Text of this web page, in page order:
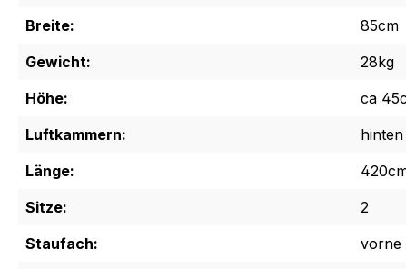
Breite:
85cm
Gewicht:
28kg
Höhe:
ca
Luftkammern:
hinten
Länge:
Sitze:
2
Staufach:
vorne